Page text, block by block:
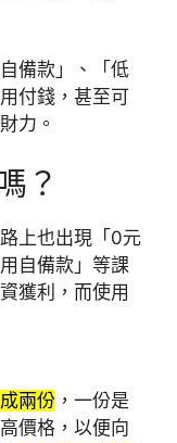
備款」、「低
付錢，甚至可
力。
？
上也出現「0元
自備款」等課
獲利，而使用
兩份 ，一份是
價格，以便向